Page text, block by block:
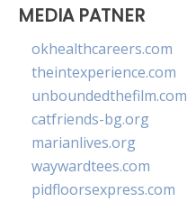
MEDIA PATNER
okhealthcareers.com
theintexperience.com
unboundedthefilm.com
catfriends-bg.org
marianlives.org
waywardtees.com
pidfloorsexpress.com